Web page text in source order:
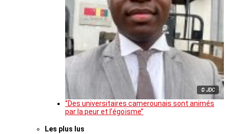
© JDC
‘’Des universitaires camerounais sont animés
par la peur et l’égoïsme’’
Les plus lus